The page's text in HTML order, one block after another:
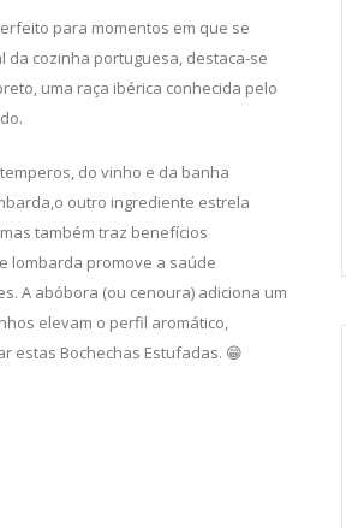
para momentos em que se
da cozinha portuguesa, destaca-se
uma raça ibérica conhecida pelo
do vinho e da banha
outro ingrediente estrela
também traz benefícios
lombarda promove a saúde
A abóbora (ou cenoura) adiciona um
elevam o perfil aromático,
estas Bochechas Estufadas. 😁